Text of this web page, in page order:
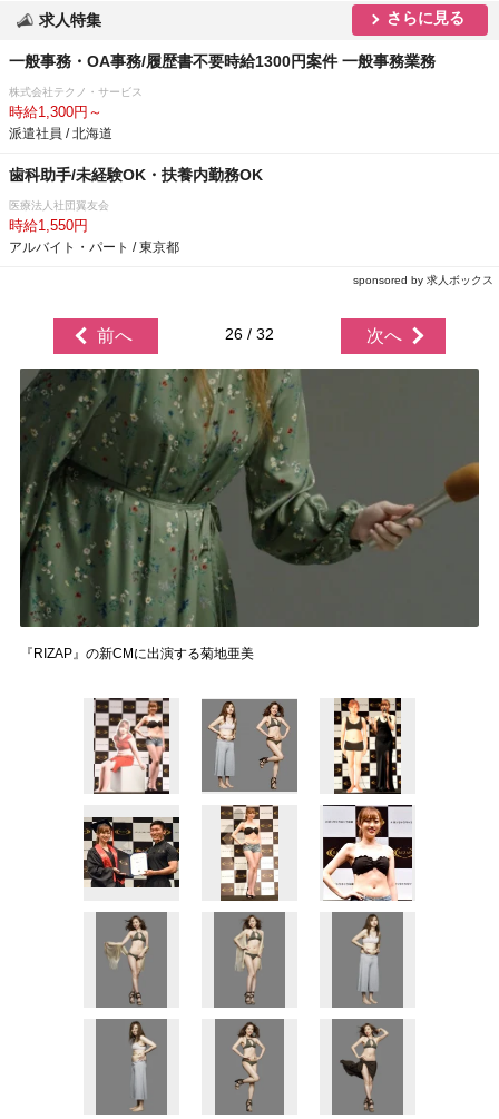
求人特集 さらに見る
一般事務・OA事務/履歴書不要時給1300円案件 一般事務業務
株式会社テクノ・サービス
時給1,300円～
派遣社員 / 北海道
歯科助手/未経験OK・扶養内勤務OK
医療法人社団翼友会
時給1,550円
アルバイト・パート / 東京都
sponsored by 求人ボックス
前へ 26 / 32 次へ
『RIZAP』の新CMに出演する菊地亜美